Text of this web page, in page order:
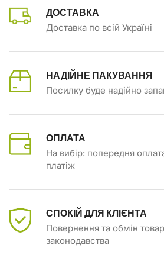
ДОСТАВКА
Доставка по всій Україні
НАДІЙНЕ ПАКУВАННЯ
Посилку буде надійно
ОПЛАТА
На вибір: попередня
платіж
СПОКІЙ ДЛЯ КЛІЄНТА
Повернення та обмін
законодавства